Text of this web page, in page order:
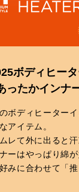
ボディヒー
ったかインナ
ボディヒーター
アイテム。
レて外に出ると
ーはやっぱり綿
みに合わせて「